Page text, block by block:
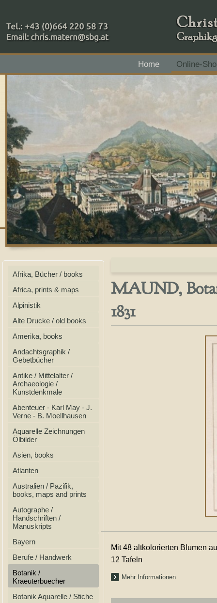
+43 (0)664 220 58 73
Home
Online-
Zahlungsmethoden: RAIBA - Flachgau Mitte - IBAN
Afrika, Bücher / books
Africa, prints & maps
Alpinistik
Alte Drucke / old books
Amerika, books
Andachtsgraphik /
Gebetbücher
Antike / Mittelalter /
Archaeologie /
Kunstdenkmale
Abenteuer - Karl May - J.
Verne - B. Moellhausen
Aquarelle Zeichnungen
Ölbilder
Asien, books
Atlanten
Australien / Pazifik,
books, maps and prints
Autographe /
Handschriften /
Manuskripts
Bayern
Berufe / Handwerk
Botanik /
Kraeuterbuecher
Botanik Aquarelle / Stiche
MAUND,
1831
Mit 48 altkolorierten Blumen
12 Tafeln
Mehr Informationen